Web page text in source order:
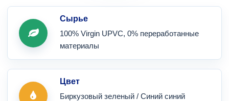
Сырье
100% Virgin UPVC, 0% переработанные
материалы
Цвет
Биркузовый зеленый / Синий синий